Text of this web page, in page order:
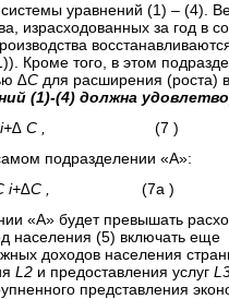
уравнений (1) – (4).
израсходованных за год в
Кроме того, в этом
∆C для расширения (роста)
(1)-(4) должна
C ,
(7 )
подразделении «А»:
i+∆C ,
(7а )
«А» будет превышать
населения (5) включать еще
доходов населения
L2 и предоставления услуг
представления